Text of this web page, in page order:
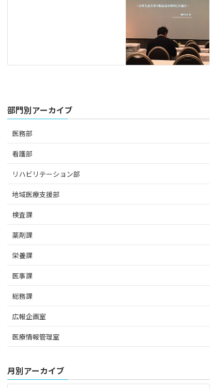
部門別アーカイブ
医務部
看護部
リハビリテーション部
地域医療支援部
検査課
薬剤課
栄養課
医事課
総務課
広報企画室
医療情報管理室
月別アーカイブ